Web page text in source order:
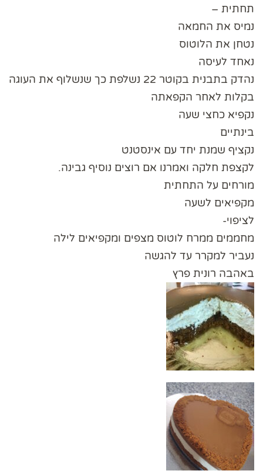
תחתית –
נמיס את החמאה
נטחן את הלוטוס
נאחד לעיסה
נהדק בתבנית בקוטר 22 נשלפת כך שנשלוף את העוגה
בקלות לאחר הקפאתה
נקפיא כחצי שעה
בינתיים
נקציף שמנת יחד עם אינסטנט
לקצפת חלקה ואמרנו אם רוצים נוסיף גבינה.
מורחים על התחתית
מקפיאים לשעה
לציפוי-
מחממים ממרח לוטוס מצפים ומקפיאים לילה
נעביר למקרר עד להגשה
באהבה רונית פרץ